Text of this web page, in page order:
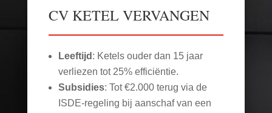
CV KETEL VERVANGEN
Leeftijd : Ketels ouder dan 15 jaar
verliezen tot 25% efficiëntie.
Subsidies: Tot €2.000 terug via de
ISDE-regeling bij aanschaf van een